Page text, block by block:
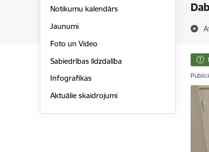
Notikumu kalendārs
Jaunumi
Foto un Video
Sabiedrības līdzdalība
Infografikas
Aktuālie skaidrojumi